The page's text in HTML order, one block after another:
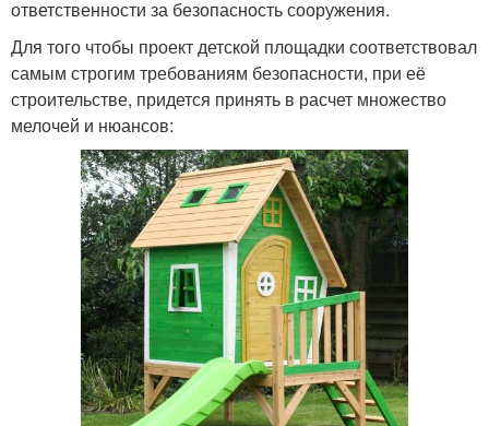
ответственности за безопасность сооружения.
Для того чтобы проект детской площадки соответствовал
самым строгим требованиям безопасности, при её
строительстве, придется принять в расчет множество
мелочей и нюансов: